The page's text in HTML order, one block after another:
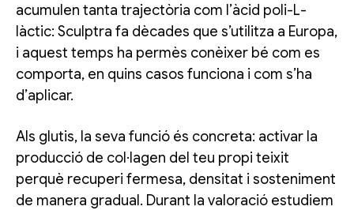
acumulen tanta trajectòria com l’àcid poli-L-
làctic: Sculptra fa dècades que s’utilitza a Europa,
i aquest temps ha permès conèixer bé com es
comporta, en quins casos funciona i com s’ha
d’aplicar.
Als glutis, la seva funció és concreta: activar la
producció de col·lagen del teu propi teixit
perquè recuperi fermesa, densitat i sosteniment
de manera gradual. Durant la valoració estudiem